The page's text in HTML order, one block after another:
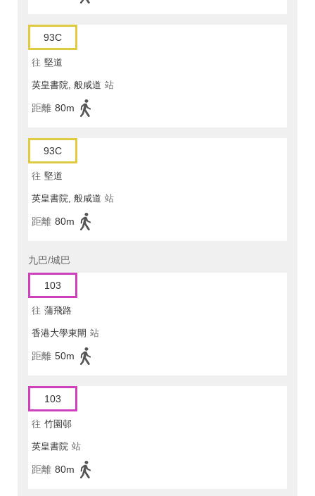
93C
往 堅道
英皇書院, 般咸道 站
距離 80m
93C
往 堅道
英皇書院, 般咸道 站
距離 80m
九巴/城巴
103
往 蒲飛路
香港大學東閘 站
距離 50m
103
往 竹園邨
英皇書院 站
距離 80m